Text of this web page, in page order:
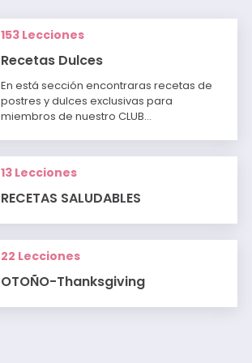
153 Lecciones
Recetas Dulces
En está sección encontraras recetas de
postres y dulces exclusivas para
miembros de nuestro CLUB…
13 Lecciones
RECETAS SALUDABLES
22 Lecciones
OTOÑO-Thanksgiving